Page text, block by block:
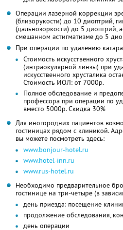
Операции лазерной коррекции
(близорукости) до 10 диоптрий,
(дальнозоркости) до 5 диоптрий,
смешанном астигматизме до 5
При операции по удалению
Стоимость искусственного
(интраокулярной линзы) при
искусственного хрусталика
Стоимость ИОЛ: от 7000р.
Полное обследование и
профессора при операции по
вместо 5000р. Скидка 30%
Для иногородних пациентов
гостиницах рядом с клиникой.
вы можете посмотреть здесь:
www.bonjour-hotel.ru
www.hotel-inn.ru
www.rus-hotel.ru
Необходимо предварительное
гостинице на три-четыре (в
день приезда: посещение
продолжение обследования,
день операции